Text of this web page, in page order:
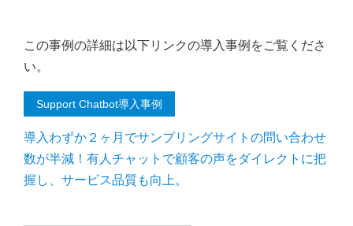
この事例の詳細は以下リンクの導入事例をご覧くださ
い。
Support Chatbot導入事例
導入わずか２ヶ月でサンプリングサイトの問い合わせ
数が半減！有人チャットで顧客の声をダイレクトに把
握し、サービス品質も向上。